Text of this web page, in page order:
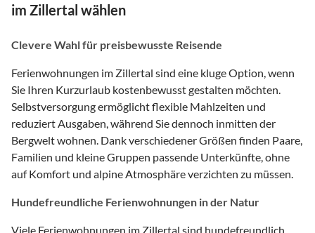
im Zillertal wählen
Clevere Wahl für preisbewusste Reisende
Ferienwohnungen im Zillertal sind eine kluge Option, wenn
Sie Ihren Kurzurlaub kostenbewusst gestalten möchten.
Selbstversorgung ermöglicht flexible Mahlzeiten und
reduziert Ausgaben, während Sie dennoch inmitten der
Bergwelt wohnen. Dank verschiedener Größen finden Paare,
Familien und kleine Gruppen passende Unterkünfte, ohne
auf Komfort und alpine Atmosphäre verzichten zu müssen.
Hundefreundliche Ferienwohnungen in der Natur
Viele Ferienwohnungen im Zillertal sind hundefreundlich